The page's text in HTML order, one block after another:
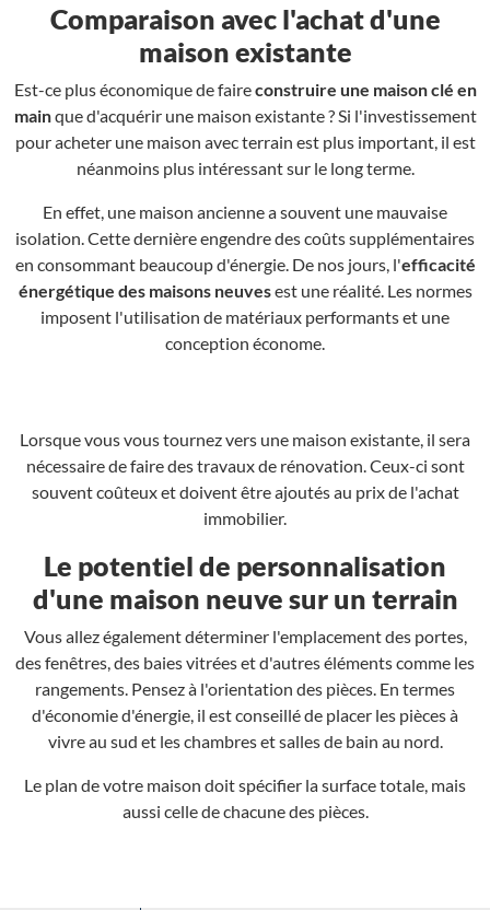
Comparaison avec l'achat d'une
maison existante
Est-ce plus économique de faireconstruire une maison clé en
mainque d'acquérir une maison existante ? Si l'investissement
pour acheter une maison avec terrain est plus important, il est
néanmoins plus intéressant sur le long terme.
En effet, une maison ancienne a souvent une mauvaise
isolation. Cette dernière engendre des coûts supplémentaires
en consommant beaucoup d'énergie. De nos jours, l'efficacité
énergétique des maisons neuvesest une réalité. Les normes
imposent l'utilisation de matériaux performants et une
conception économe.
Lorsque vous vous tournez vers une maison existante, il sera
nécessaire de faire des travaux de rénovation. Ceux-ci sont
souvent coûteux et doivent être ajoutés au prix de l'achat
immobilier.
Le potentiel de personnalisation
d'une maison neuve sur un terrain
Vous allez également déterminer l'emplacement des portes,
des fenêtres, des baies vitrées et d'autres éléments comme les
rangements. Pensez à l'orientation des pièces. En termes
d'économie d'énergie, il est conseillé de placer les pièces à
vivre au sud et les chambres et salles de bain au nord.
Le plan de votre maison doit spécifier la surface totale, mais
aussi celle de chacune des pièces.